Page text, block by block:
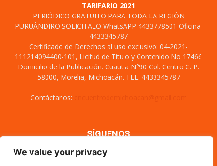
We value your privacy
TARIFARIO 2021
PERIÓDICO GRATUITO PARA TODA LA REGIÓN
PURUÁNDIRO SOLICITALO WhatsAPP 4433778501 Oficina:
4433345787
Certificado de Derechos al uso exclusivo: 04-2021-
111214094400-101, Licitud de Titulo y Contenido No 17466
Domicilio de la Publicación: Cuautla N°90 Col. Centro C. P.
58000, Morelia, Michoacán. TEL. 4433345787
Contáctanos:
SÍGUENOS